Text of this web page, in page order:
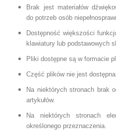
Brak jest materiałów
do potrzeb osób
Dostępność większości
klawiatury lub podstawowych
Pliki dostępne są w formacie
Część plików nie jest
Na niektórych stronach brak
artykułów.
Na niektórych stronach
określonego przeznaczenia.